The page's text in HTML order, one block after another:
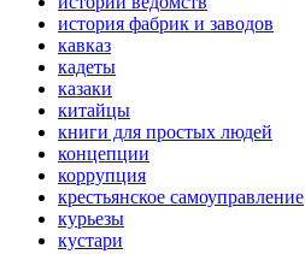
история фабрик и заводов
кавказ
кадеты
казаки
китайцы
книги для простых людей
концепции
коррупция
крестьянское самоуправление
курьезы
кустари